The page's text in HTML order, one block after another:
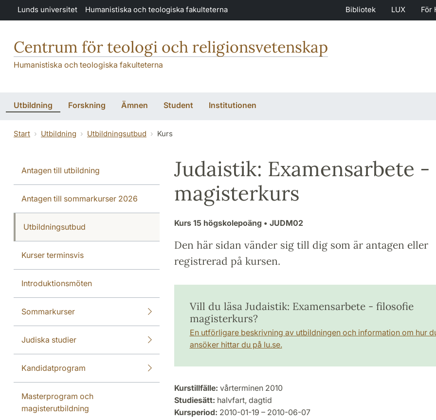
Hoppa till huvudinnehåll
Lunds universitet Humanistiska och teologiska fakulteterna Bibliotek LUX För
Centrum för teologi och religionsvetenskap
Humanistiska och teologiska fakulteterna
Utbildning Forskning Ämnen Student Institutionen
Start Utbildning Utbildningsutbud Kurs
Antagen till utbildning
Antagen till sommarkurser 2026
Utbildningsutbud
Kurser terminsvis
Introduktionsmöten
Sommarkurser
Judiska studier
Kandidatprogram
Masterprogram och
magisterutbildning
Judaistik: Examensarbete
magisterkurs
Kurs 15 högskolepoäng • JUDM02
Den här sidan vänder sig till dig som är antagen eller
registrerad på kursen.
Vill du läsa Judaistik: Examensarbete - filosofie
magisterkurs?
En utförligare beskrivning av utbildningen och information om hur
ansöker hittar du på lu.se.
Kurstillfälle: vårterminen 2010
Studiesätt: halvfart, dagtid
Kursperiod: 2010-01-19 – 2010-06-07